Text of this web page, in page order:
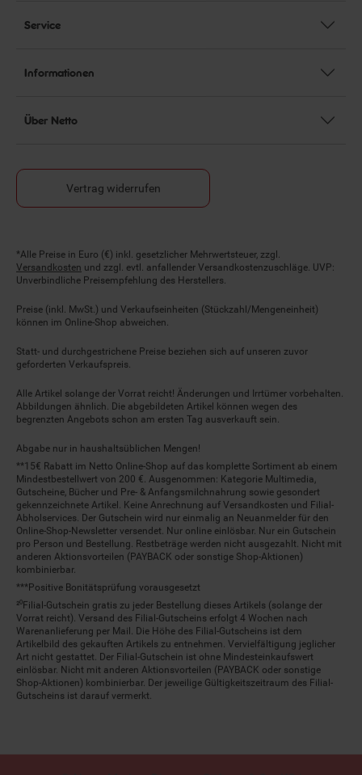
Service
Informationen
Über Netto
Vertrag widerrufen
Fußnoten
*Alle Preise in Euro (€) inkl. gesetzlicher Mehrwertsteuer, zzgl.
Versandkosten und zzgl. evtl. anfallender Versandkostenzuschläge. UVP:
Unverbindliche Preisempfehlung des Herstellers.
Preise (inkl. MwSt.) und Verkaufseinheiten (Stückzahl/Mengeneinheit)
können im Online-Shop abweichen.
Statt- und durchgestrichene Preise beziehen sich auf unseren zuvor
geforderten Verkaufspreis.
Alle Artikel solange der Vorrat reicht! Änderungen und Irrtümer vorbehalten.
Abbildungen ähnlich. Die abgebildeten Artikel können wegen des
begrenzten Angebots schon am ersten Tag ausverkauft sein.
Abgabe nur in haushaltsüblichen Mengen!
**15€ Rabatt im Netto Online-Shop auf das komplette Sortiment ab einem
Mindestbestellwert von 200 €. Ausgenommen: Kategorie Multimedia,
Gutscheine, Bücher und Pre- & Anfangsmilchnahrung sowie gesondert
gekennzeichnete Artikel. Keine Anrechnung auf Versandkosten und Filial-
Abholservices. Der Gutschein wird nur einmalig an Neuanmelder für den
Online-Shop-Newsletter versendet. Nur online einlösbar. Nur ein Gutschein
pro Person und Bestellung. Restbeträge werden nicht ausgezahlt. Nicht mit
anderen Aktionsvorteilen (PAYBACK oder sonstige Shop-Aktionen)
kombinierbar.
***Positive Bonitätsprüfung vorausgesetzt
²⁰Filial-Gutschein gratis zu jeder Bestellung dieses Artikels (solange der
Vorrat reicht). Versand des Filial-Gutscheins erfolgt 4 Wochen nach
Warenanlieferung per Mail. Die Höhe des Filial-Gutscheins ist dem
Artikelbild des gekauften Artikels zu entnehmen. Vervielfältigung jeglicher
Art nicht gestattet. Der Filial-Gutschein ist ohne Mindesteinkaufswert
einlösbar. Nicht mit anderen Aktionsvorteilen (PAYBACK oder sonstige
Shop-Aktionen) kombinierbar. Der jeweilige Gültigkeitszeitraum des Filial-
Gutscheins ist darauf vermerkt.